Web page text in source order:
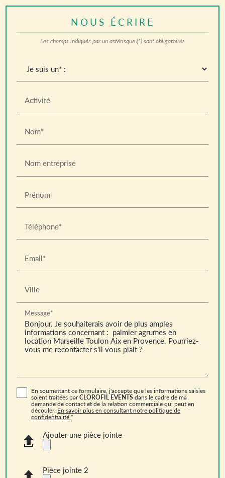
NOUS ÉCRIRE
Les champs indiqués par un astérisque (*) sont obligatoires
Activité
Nom*
Nom entreprise
Prénom
Téléphone*
Email*
Ville
Message*
En soumettant ce formulaire, j'accepte que les informations saisies
soient traitées parCLOROFIL EVENTS dans le cadre de ma
demande de contact et de la relation commerciale qui peut en
découler. En savoir plus en consultant notre politique de
confidentialité.*
Ajouter une pièce jointe
Pièce jointe 2